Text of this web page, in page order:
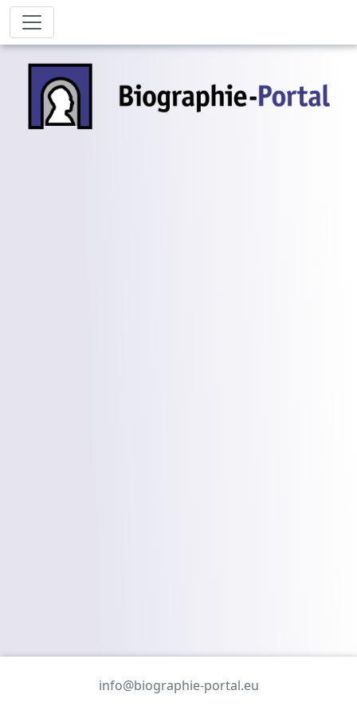
info@biographie-portal.eu